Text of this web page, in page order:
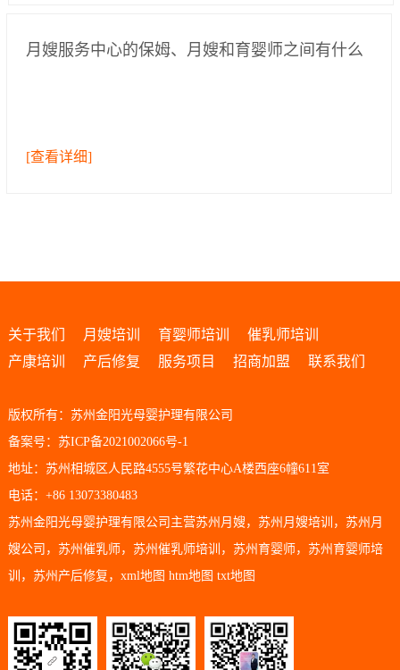
月嫂服务中心的保姆、月嫂和育婴师之间有什么
[查看详细]
关于我们 月嫂培训 育婴师培训
催乳师培训
产康培训
产后修复 服务项目 招商加盟 联系我们
版权所有：苏州金阳光母婴护理有限公司
备案号：苏ICP备2021002066号-1
地址：苏州相城区人民路4555号繁花中心A楼西座6幢611室
电话：+86 13073380483
苏州金阳光母婴护理有限公司主营苏州月嫂 ， 苏州月嫂培训 ， 苏州月
嫂公司 ， 苏州催乳师 ， 苏州催乳师培训 ， 苏州育婴师 ， 苏州育婴师培
训 ， 苏州产后修复 ， xml地图 htm地图 txt地图